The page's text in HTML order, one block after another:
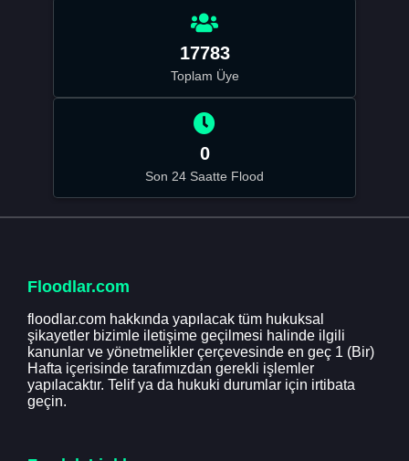
17783
Toplam Üye
0
Son 24 Saatte Flood
Floodlar.com
floodlar.com hakkında yapılacak tüm hukuksal
şikayetler bizimle iletişime geçilmesi halinde ilgili
kanunlar ve yönetmelikler çerçevesinde en geç 1 (Bir)
Hafta içerisinde tarafımızdan gerekli işlemler
yapılacaktır. Telif ya da hukuki durumlar için irtibata
geçin.